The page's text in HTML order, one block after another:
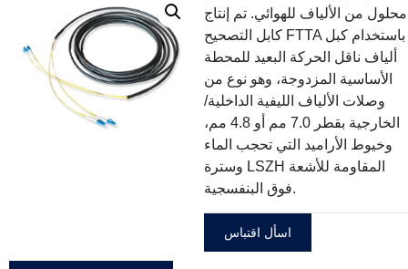
محلول من الألياف للهوائي. تم إنتاج
كابل التصحيح FTTA باستخدام كبل
ألياف ناقل الحركة البعيد للمحطة
الأساسية المزدوجة، وهو نوع من
وصلات الألياف الليفية الداخلية/
الخارجية بقطر 7.0 مم أو 4.8 مم،
وخيوط الأراميد التي تحجب الماء
وسترة LSZH المقاومة للأشعة
فوق البنفسجية.
اسأل اقتباس